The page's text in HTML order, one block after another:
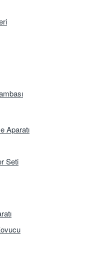
Aparatı
Seti